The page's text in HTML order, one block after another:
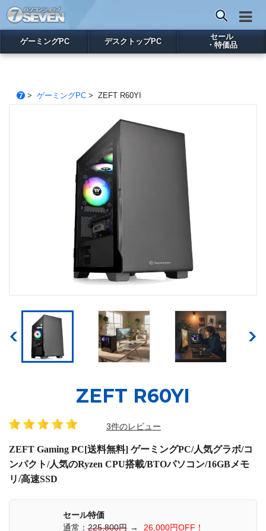
ゲーミングPC デスクトップPC
セール
・特価品
> ゲーミングPC> ZEFT R60YI
ZEFT R60YI
3件のレビュー
ZEFT Gaming PC[送料無料] ゲーミングPC/人気グラボ/コ
ンパクト/人気のRyzen CPU搭載/BTOパソコン/16GBメモ
リ/高速SSD
セール特価
通常：225,800円 → 26,000円OFF！